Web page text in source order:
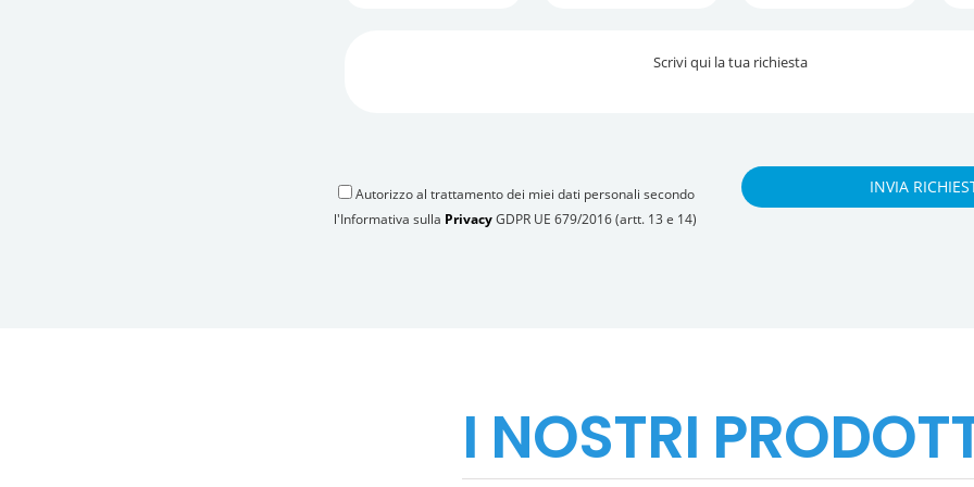
Autorizzo al trattamento dei miei dati personali secondo
l'Informativa sulla PrivacyGDPR UE 679/2016 (artt. 13 e 14)
I NOSTRI